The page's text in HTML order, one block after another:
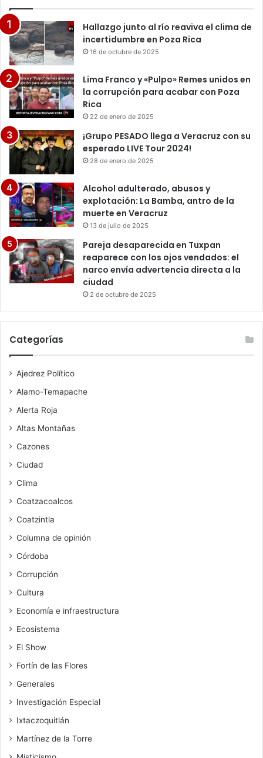
Hallazgo junto al río reaviva el clima de
incertidumbre en Poza Rica
16 de octubre de 2025
Lima Franco y «Pulpo» Remes unidos en
la corrupción para acabar con Poza
Rica
22 de enero de 2025
¡Grupo PESADO llega a Veracruz con su
esperado LIVE Tour 2024!
28 de enero de 2025
Alcohol adulterado, abusos y
explotación: La Bamba, antro de la
muerte en Veracruz
13 de julio de 2025
Pareja desaparecida en Tuxpan
reaparece con los ojos vendados: el
narco envía advertencia directa a la
ciudad
2 de octubre de 2025
Categorías
Ajedrez Político
Alamo-Temapache
Alerta Roja
Altas Montañas
Cazones
Ciudad
Clima
Coatzacoalcos
Coatzintla
Columna de opinión
Córdoba
Corrupción
Cultura
Economía e infraestructura
Ecosistema
El Show
Fortín de las Flores
Generales
Investigación Especial
Ixtaczoquitlán
Martínez de la Torre